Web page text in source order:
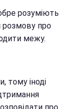
розуміють
розмову про
межу.
тому іноді